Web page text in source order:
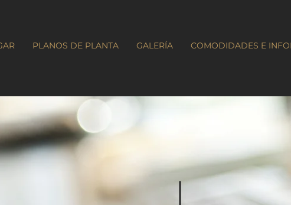
PLANOS DE PLANTA GALERÍA COMODIDADES E